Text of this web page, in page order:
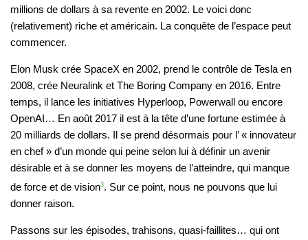
millions de dollars à sa revente en 2002. Le voici donc
(relativement) riche et américain. La conquête de l’espace peut
commencer.
Elon Musk crée SpaceX en 2002, prend le contrôle de Tesla en
2008, crée Neuralink et The Boring Company en 2016. Entre
temps, il lance les initiatives Hyperloop, Powerwall ou encore
OpenAI… En août 2017 il est à la tête d’une fortune estimée à
20 milliards de dollars. Il se prend désormais pour l’ « innovateur
en chef » d’un monde qui peine selon lui à définir un avenir
désirable et à se donner les moyens de l’atteindre, qui manque
de force et de vision3. Sur ce point, nous ne pouvons que lui
donner raison.
Passons sur les épisodes, trahisons, quasi-faillites… qui ont